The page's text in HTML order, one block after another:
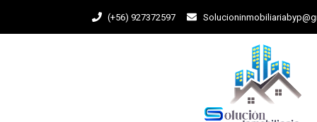
(+56) 927372597